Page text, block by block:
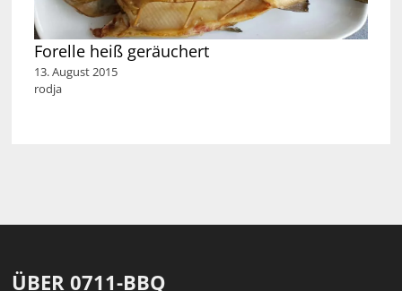
Forelle heiß geräuchert
13. August 2015
rodja
ÜBER 0711-BBQ